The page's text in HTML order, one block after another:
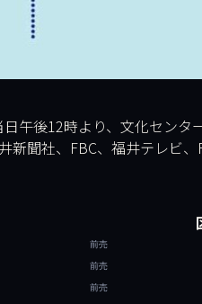
午後12時より、文化センタ
聞社、FBC、福井テレビ、
前売
前売
前売